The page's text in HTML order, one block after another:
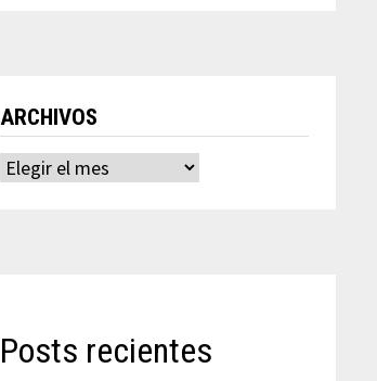
ARCHIVOS
Archivos
Posts recientes